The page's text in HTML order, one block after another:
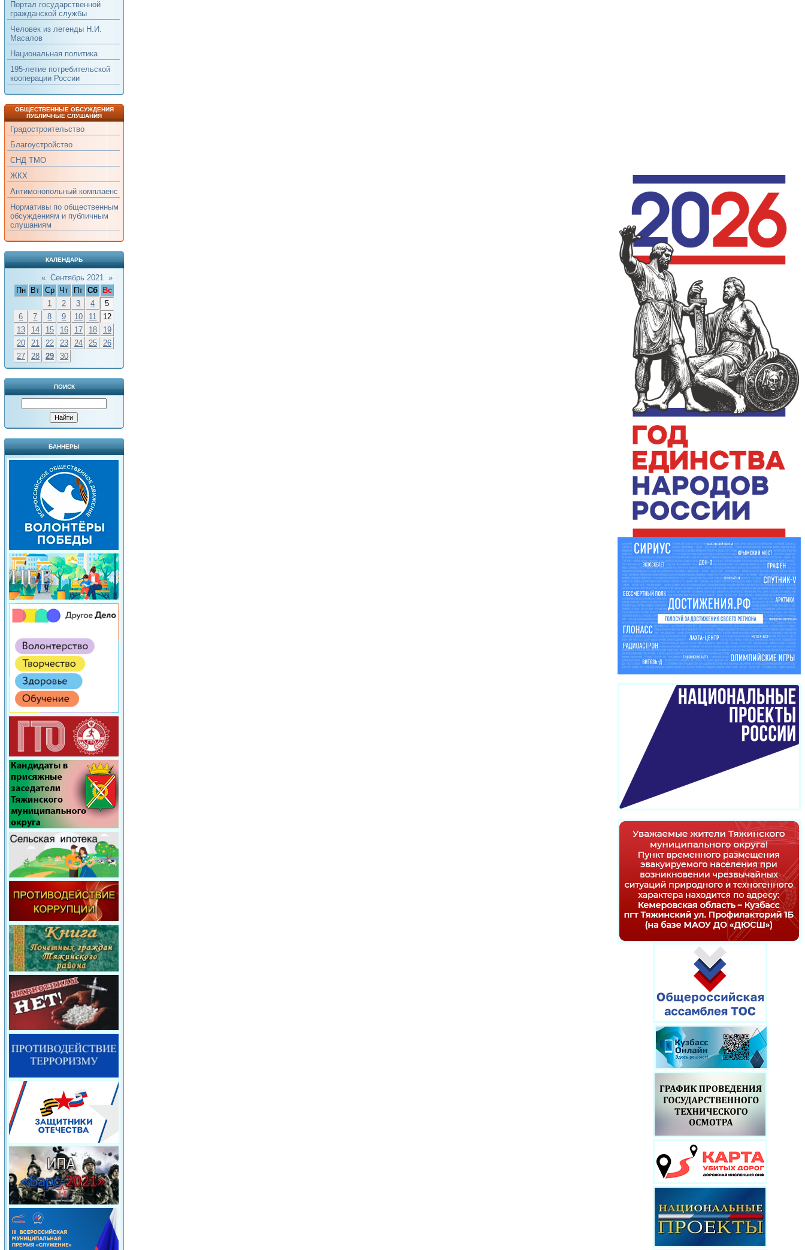
Портал государственной
гражданской службы
Человек из легенды Н.И.
Масалов
Национальная политика
195-летие потребительской
кооперации России
ОБЩЕСТВЕННЫЕ ОБСУЖДЕНИЯ
ПУБЛИЧНЫЕ СЛУШАНИЯ
Градостроительство
Благоустройство
СНД ТМО
ЖКХ
Антимонопольный комплаенс
Нормативы по общественным
обсуждениям и публичным
слушаниям
КАЛЕНДАРЬ
« Сентябрь 2021 »
Пн
Вт Ср Чт Пт Сб
Вс
1
2 3 4
5
6
7 8 9 10 11
12
13
14 15 16 17 18
19
20
21 22 23 24 25
26
27
28 29 30
ПОИСК
БАННЕРЫ